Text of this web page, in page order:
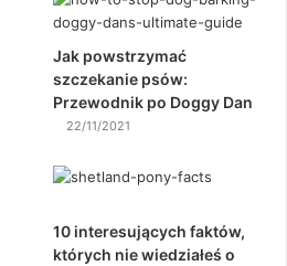
Jak powstrzymać
szczekanie psów:
Przewodnik po Doggy Dan
22/11/2021
10 interesujących faktów,
których nie wiedziałeś o